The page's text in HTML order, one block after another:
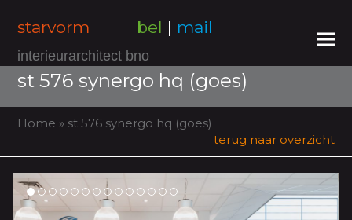
starvorm bel | mail
interieurarchitect bno
st 576 synergo hq (goes)
Home » st 576 synergo hq (goes)
terug naar overzicht